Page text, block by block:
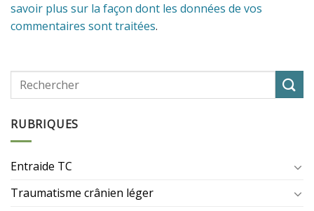
savoir plus sur la façon dont les données de vos
commentaires sont traitées.
RUBRIQUES
Entraide TC
Traumatisme crânien léger